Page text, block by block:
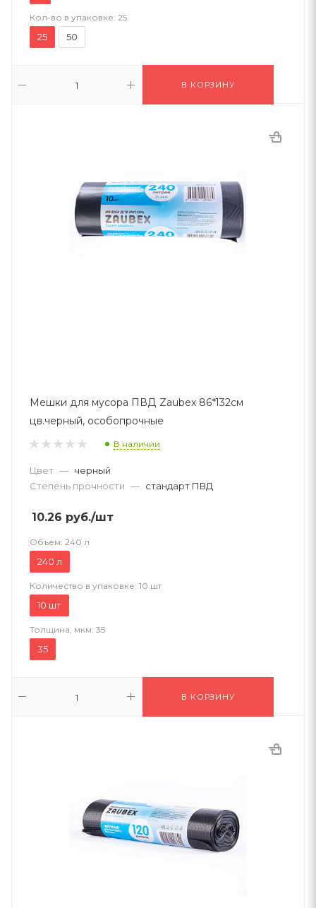
Кол-во в упаковке: 25
25 50
В КОРЗИНУ
Мешки для мусора ПВД Zaubex 86*132см
цв.черный, особопрочные
В наличии
Цвет — черный
Степень прочности — стандарт ПВД
10.26 руб./шт
Объем: 240 л
240 л
Количество в упаковке: 10 шт
10 шт
Толщина, мкм: 35
35
В КОРЗИНУ